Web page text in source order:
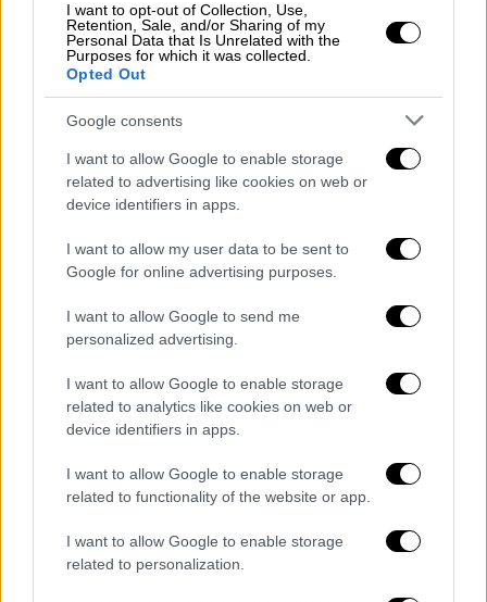
I want to opt-out of Collection, Use,
Retention, Sale, and/or Sharing of my
Personal Data that Is Unrelated with the
Purposes for which it was collected.
Opted Out
Google consents
I want to allow Google to enable storage
related to advertising like cookies on web or
device identifiers in apps.
I want to allow my user data to be sent to
Google for online advertising purposes.
I want to allow Google to send me
personalized advertising.
I want to allow Google to enable storage
related to analytics like cookies on web or
device identifiers in apps.
I want to allow Google to enable storage
related to functionality of the website or app.
I want to allow Google to enable storage
related to personalization.
Λειψία 42
Φράιμπουργκ 41
Άϊντραχτ Φρανκφούρτης 38
Βόλφσμπουργκ 33
Μάιντς 32
Βέρντερ Βρέμης 30
Γκλάντμπαχ 29
Λεβερκούζεν 28
Κολωνία 26
Άουγκσμπουργκ 24
Χέρτα Βερολίνου 20
Στουτγκάρδη 19
Μπόχουμ 19
Σάλκε 16
ΟΛΕΣ ΟΙ ΕΙΔΗΣΕΙΣ
Παύλος Πολάκης: Παρέμβαση
εισαγγελέα για την ανάρτησή του - Ποια
αδικήματα θα διερευνηθούν